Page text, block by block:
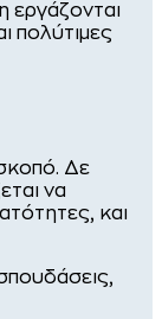
πολύτιμες
Δε
να
και